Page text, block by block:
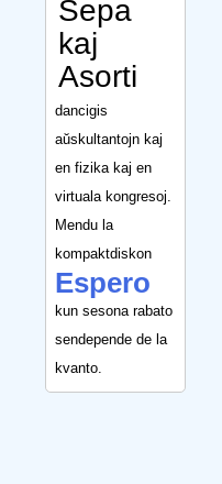
Sepa
kaj
Asorti
dancigis
aŭskultantojn kaj
en fizika kaj en
virtuala kongresoj.
Mendu la
kompaktdiskon
Espero
kun sesona rabato
sendepende de la
kvanto.